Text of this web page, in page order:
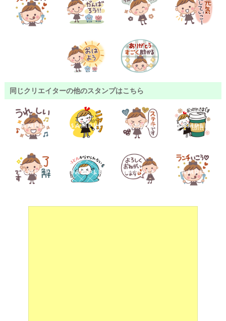
同じクリエイターの他のスタンプはこちら